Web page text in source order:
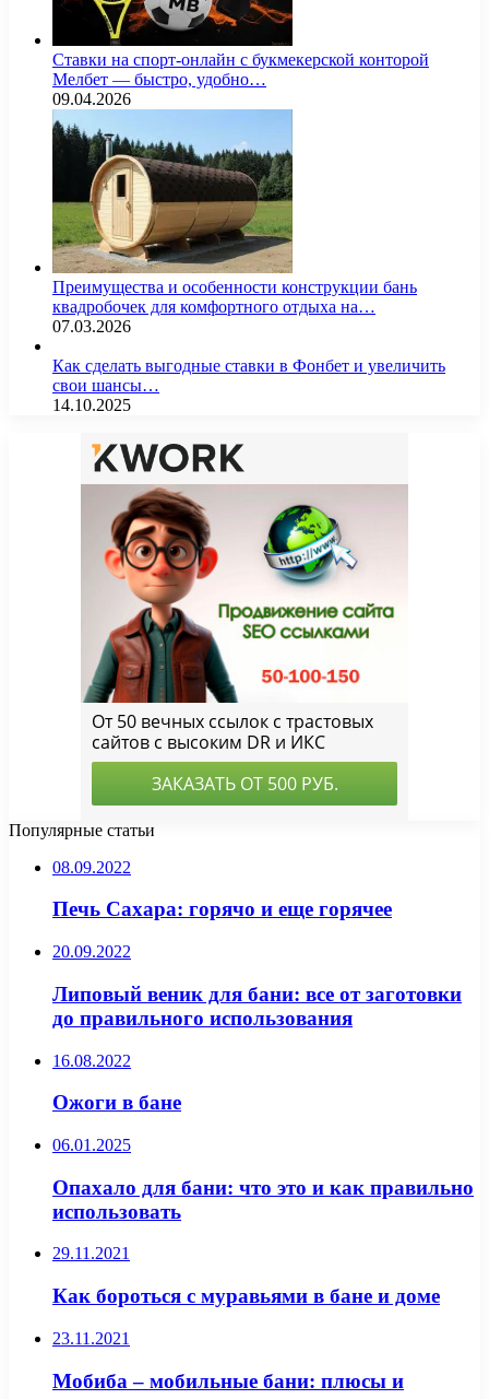
Ставки на спорт-онлайн с букмекерской конторой
Мелбет — быстро, удобно…
09.04.2026
Преимущества и особенности конструкции бань
квадробочек для комфортного отдыха на…
07.03.2026
Как сделать выгодные ставки в Фонбет и увеличить
свои шансы…
14.10.2025
Популярные статьи
08.09.2022
Печь Сахара: горячо и еще горячее
20.09.2022
Липовый веник для бани: все от заготовки
до правильного использования
16.08.2022
Ожоги в бане
06.01.2025
Опахало для бани: что это и как правильно
использовать
29.11.2021
Как бороться с муравьями в бане и доме
23.11.2021
Мобиба – мобильные бани: плюсы и